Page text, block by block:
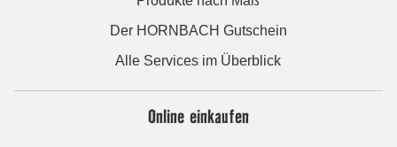
Der HORNBACH Gutschein
Alle Services im Überblick
Online einkaufen